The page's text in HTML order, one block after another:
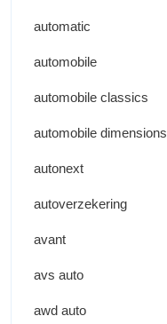
automatic
automobile
automobile classics
automobile dimensions
autonext
autoverzekering
avant
avs auto
awd auto